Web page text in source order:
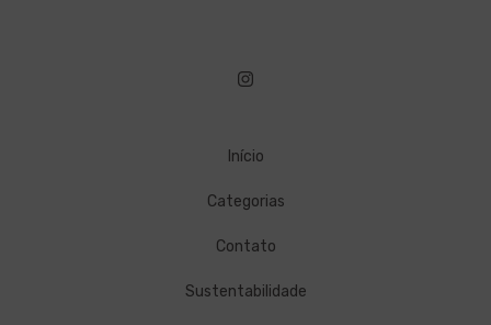
Início
Categorias
Contato
Sustentabilidade